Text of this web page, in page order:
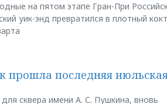
на пятом этапе Гран-При
уик-энд превратился в плотный
прошла последняя
сквера имени А. С. Пушкина, вновь